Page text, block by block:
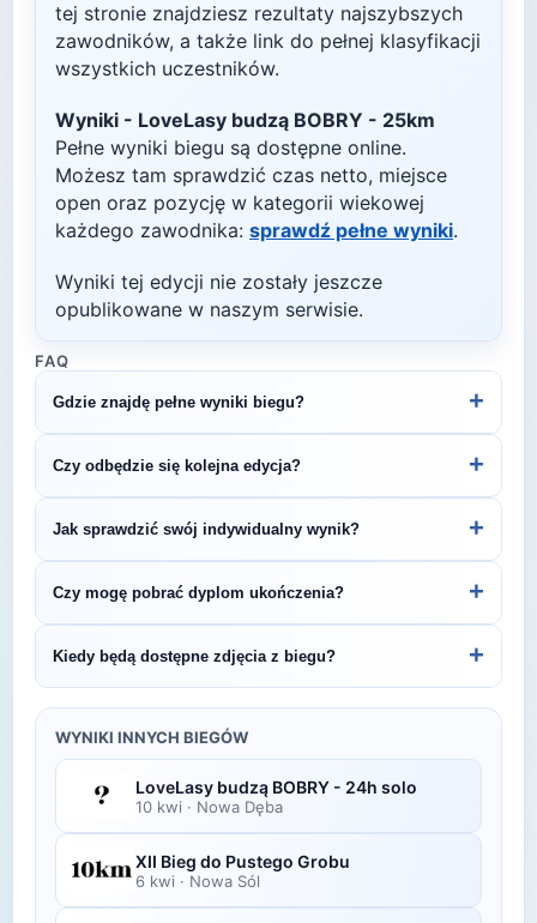
tej stronie znajdziesz rezultaty najszybszych
zawodników, a także link do pełnej klasyfikacji
wszystkich uczestników.
Wyniki - LoveLasy budzą BOBRY - 25km
Pełne wyniki biegu są dostępne online.
Możesz tam sprawdzić czas netto, miejsce
open oraz pozycję w kategorii wiekowej
każdego zawodnika: sprawdź pełne wyniki.
Wyniki tej edycji nie zostały jeszcze
opublikowane w naszym serwisie.
FAQ
Gdzie znajdę pełne wyniki biegu? +
stronie internetowej lub na platformach takich jak
LiveTracking, RunnerSpace czy MarathonSport.
Czy odbędzie się kolejna edycja? +
Śledź stronę organizatora lub ZawodyBiegowe.pl,
by być na bieżąco z datą kolejnej edycji LoveLasy
budzą BOBRY - 25km.
Jak sprawdzić swój indywidualny wynik? +
organizatora lub platformie pomiarowej podanej na
bibie startowym. Wyniki zawierają czas brutto i
netto, a często też pozycję wśród wszystkich
uczestników i w kategorii wiekowej.
Czy mogę pobrać dyplom ukończenia? +
elektroniczne dyplomy do pobrania ze strony
organizatora po opublikowaniu oficjalnych
Kiedy będą dostępne zdjęcia z biegu? +
w ciągu kilku dni po zawodach na swojej stronie
lub fanpage'u na Facebooku.
WYNIKI INNYCH BIEGÓW
LoveLasy budzą BOBRY - 24h solo
10 kwi · Nowa Dęba
XII Bieg do Pustego Grobu
6 kwi · Nowa Sól